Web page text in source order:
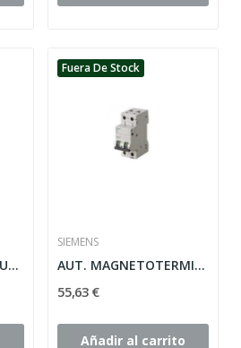
INT. AUTOMATICO CURVA-C 1POLO + NEUTRO 10 KA...
Fuera De Stock
SIEMENS
AUT. MAGNETOTERMICO 230V 1POLO + NEUTRO CURVA C...
55,63 €
Añadir al carrito